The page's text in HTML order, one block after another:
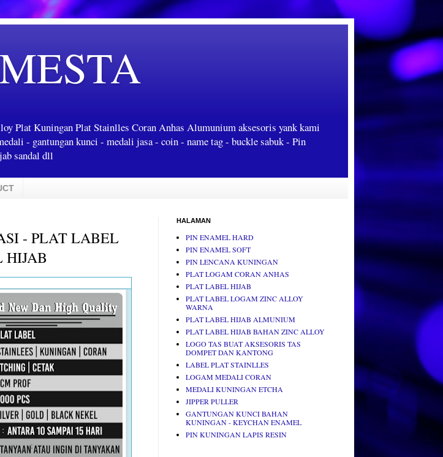
Plat Kuningan Plat Stainlles Coran Anhas Alumunium aksesoris yank kami
- gantungan kunci - medali jasa - coin - name tag - buckle sabuk - Pin
sandal dll
- PLAT LABEL
HIJAB
HALAMAN
PIN ENAMEL HARD
PIN ENAMEL SOFT
PIN LENCANA KUNINGAN
PLAT LOGAM CORAN ANHAS
PLAT LABEL HIJAB
PLAT LABEL LOGAM ZINC ALLOY
WARNA
PLAT LABEL HIJAB ALMUNIUM
PLAT LABEL HIJAB BAHAN ZINC ALLOY
LOGO TAS BUAT AKSESORIS TAS
DOMPET DAN KANTONG
LABEL PLAT STAINLLES
LOGAM MEDALI CORAN
MEDALI KUNINGAN ETCHA
JIPPER PULLER
GANTUNGAN KUNCI BAHAN
KUNINGAN - KEYCHAN ENAMEL
PIN KUNINGAN LAPIS RESIN